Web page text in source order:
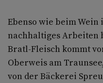
Ebenso wie beim Wein
nachhaltiges Arbeiten
Bratl-Fleisch kommt
Oberweis am
von der Bäckerei